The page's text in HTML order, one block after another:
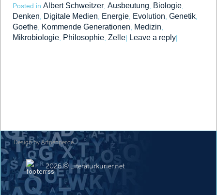
Posted in Albert Schweitzer Ausbeutung Biologie
Denken Digitale Medien Energie Evolution Genetik
Goethe Kommende Generationen Medizin
Mikrobiologie Philosophie Zelle| Leave a reply|
2026 © Literaturkurier.net
Design by Artpepper.de